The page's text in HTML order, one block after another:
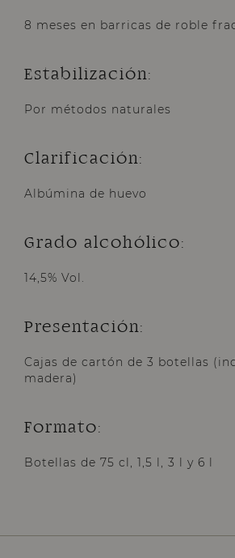
8 meses en barricas de roble
Estabilización:
Por métodos naturales
Clarificación:
Albúmina de huevo
Grado alcohólico:
14,5% Vol.
Presentación:
Cajas de cartón de 3 botellas
madera)
Formato:
Botellas de 75 cl, 1,5 l, 3 l y 6 l